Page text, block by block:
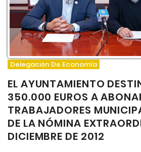
Delegación De Economía
EL AYUNTAMIENTO
350.000 EUROS A
TRABAJADORES
DE LA NÓMINA
DICIEMBRE DE 2012